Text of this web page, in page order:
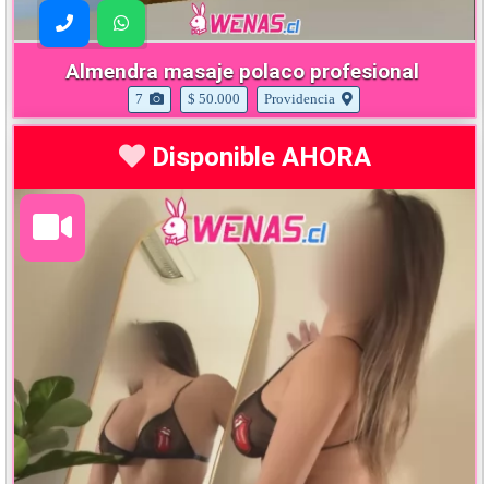
Almendra masaje polaco profesional
7 $ 50.000 Providencia
Disponible AHORA